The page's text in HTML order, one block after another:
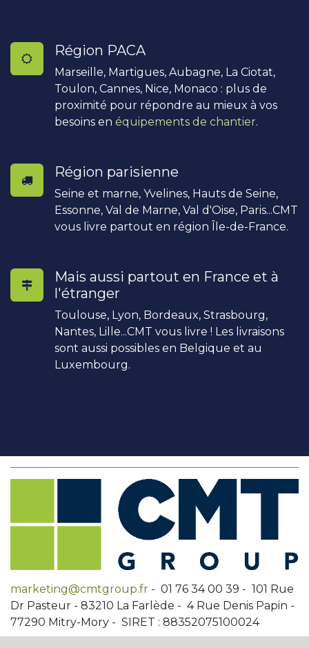
Région PACA
Marseille, Martigues, Aubagne, La Ciotat,
Toulon, Cannes, Nice, Monaco : plus de
proximité pour répondre au mieux à vos
besoins en équipements de chantier.
Région parisienne
Seine et marne, Yvelines, Hauts de Seine,
Essonne, Val de Marne, Val d'Oise, Paris...CMT
vous livre partout en région Île-de-France.
Mais aussi partout en France et à
l'étranger
Toulouse, Lyon, Bordeaux, Strasbourg,
Nantes, Lille...CMT vous livre ! Les livraisons
sont aussi possibles en Belgique et au
Luxembourg.
marketing@cmtgroup.fr - 01 76 34 00 39 - 101 Rue
Dr Pasteur - 83210 La Farlède - 4 Rue Denis Papin -
77290 Mitry-Mory - SIRET : 88352075100024